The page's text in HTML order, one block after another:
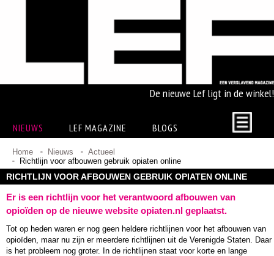
De nieuwe Lef ligt in de winkel!
NIEUWS LEF MAGAZINE BLOGS
Home Nieuws
Actueel
Richtlijn voor afbouwen gebruik opiaten online
RICHTLIJN VOOR AFBOUWEN GEBRUIK OPIATEN ONLINE
Er is een richtlijn voor het verantwoord afbouwen van
opioïden op de nieuwe website opiaten.nl geplaatst.
Tot op heden waren er nog geen heldere richtlijnen voor het afbouwen van
opioïden, maar nu zijn er meerdere richtlijnen uit de Verenigde Staten. Daar
is het probleem nog groter. In de richtlijnen staat voor korte en lange